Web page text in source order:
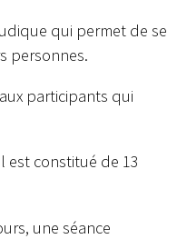
qui permet de se
personnes.
participants qui
est constitué de 13
une séance